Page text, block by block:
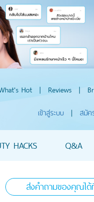
Hot | Reviews |
เข้าสู่ระบบ | สมัค
HACKS Q&A
ส่งคำถามของคุณไ